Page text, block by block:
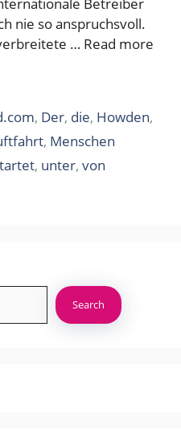
nie so anspruchsvoll.
… Read more
, Der, die, Howden,
, Menschen
, unter, von
Search